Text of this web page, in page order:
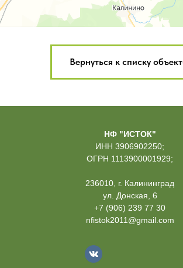
Вернуться к списку
НФ "ИСТОК"
ИНН 3906902250;
ОГРН 1113900001929;
236010, г. Калининград
ул. Донская, 6
+7 (906) 239 77 30
nfistok2011@gmail.com